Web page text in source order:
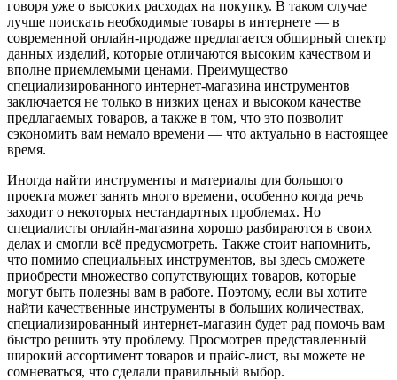
говоря уже о высоких расходах на покупку. В таком случае
лучше поискать необходимые товары в интернете — в
современной онлайн-продаже предлагается обширный спектр
данных изделий, которые отличаются высоким качеством и
вполне приемлемыми ценами. Преимущество
специализированного интернет-магазина инструментов
заключается не только в низких ценах и высоком качестве
предлагаемых товаров, а также в том, что это позволит
сэкономить вам немало времени — что актуально в настоящее
время.
Иногда найти инструменты и материалы для большого
проекта может занять много времени, особенно когда речь
заходит о некоторых нестандартных проблемах. Но
специалисты онлайн-магазина хорошо разбираются в своих
делах и смогли всё предусмотреть. Также стоит напомнить,
что помимо специальных инструментов, вы здесь сможете
приобрести множество сопутствующих товаров, которые
могут быть полезны вам в работе. Поэтому, если вы хотите
найти качественные инструменты в больших количествах,
специализированный интернет-магазин будет рад помочь вам
быстро решить эту проблему. Просмотрев представленный
широкий ассортимент товаров и прайс-лист, вы можете не
сомневаться, что сделали правильный выбор.